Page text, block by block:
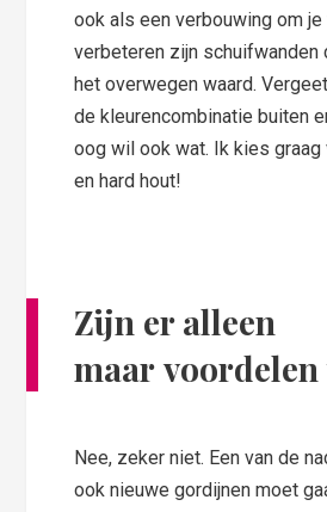
ook als een verbouwing om
verbeteren zijn schuifwanden
het overwegen waard.
de kleurencombinatie buiten
oog wil ook wat. Ik kies graag
en hard hout!
Zijn er alleen
maar voordelen
Nee, zeker niet. Een van de
ook nieuwe gordijnen moet